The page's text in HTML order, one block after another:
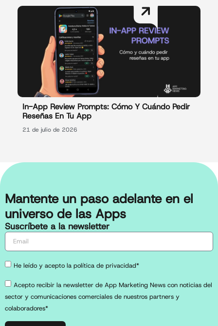
In-App Review Prompts: Cómo Y Cuándo Pedir
Reseñas En Tu App
21 de julio de 2026
Mantente un paso adelante en el
universo de las Apps
Suscríbete a la newsletter
He leído y acepto la política de privacidad*
Acepto recibir la newsletter de App Marketing News con noticias del
sector y comunicaciones comerciales de nuestros partners y
colaboradores*